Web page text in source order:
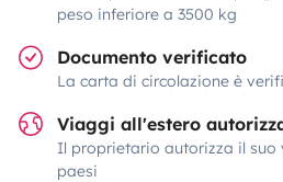
peso inferiore a 3500 kg
Documento verificato
La carta di circolazione è
Viaggi all'estero
Il proprietario autorizza il suo
paesi